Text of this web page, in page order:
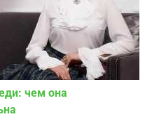
чем она